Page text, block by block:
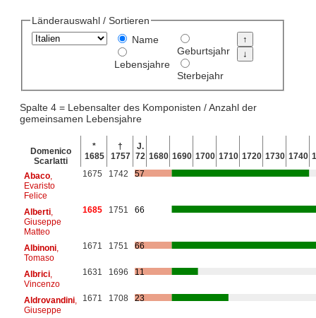
Länderauswahl / Sortieren
Name
Lebensjahre
Geburtsjahr
Sterbejahr
Spalte 4 = Lebensalter des Komponisten / Anzahl der
gemeinsamen Lebensjahre
Domenico
Scarlatti
*
1685
†
1757
J.
72 1680 1690 1700 1710 1720 1730 1740
Abaco,
Evaristo
Felice
1675 1742 57
Alberti,
Giuseppe
Matteo
1685 1751 66
Albinoni,
Tomaso
1671 1751 66
Albrici,
Vincenzo
1631 1696 11
Aldrovandini,
Giuseppe
1671 1708 23